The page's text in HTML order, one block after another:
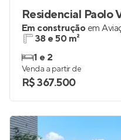
Residencial Paolo
Em construção em
38 e 50 m²
1 e 2
Venda a partir de
R$ 367.500